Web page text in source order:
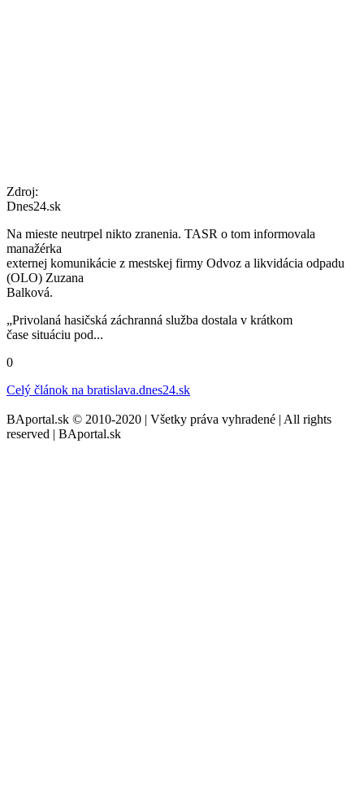
Zdroj:
Dnes24.sk
Na mieste neutrpel nikto zranenia. TASR o tom informovala
manažérka
externej komunikácie z mestskej firmy Odvoz a likvidácia odpadu
(OLO) Zuzana
Balková.
„Privolaná hasičská záchranná služba dostala v krátkom
čase situáciu pod...
0
Celý článok na bratislava.dnes24.sk
BAportal.sk © 2010-2020 | Všetky práva vyhradené | All rights
reserved | BAportal.sk